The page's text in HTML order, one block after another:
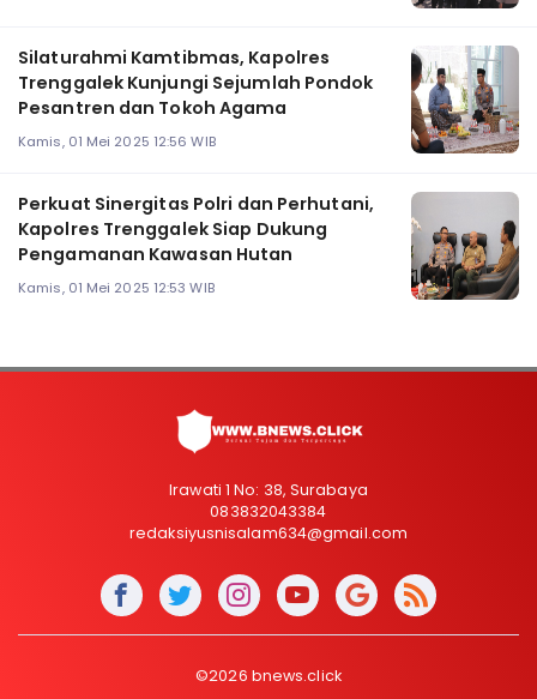
Silaturahmi Kamtibmas, Kapolres
Trenggalek Kunjungi Sejumlah Pondok
Pesantren dan Tokoh Agama
Kamis, 01 Mei 2025 12:56 WIB
Perkuat Sinergitas Polri dan Perhutani,
Kapolres Trenggalek Siap Dukung
Pengamanan Kawasan Hutan
Kamis, 01 Mei 2025 12:53 WIB
Irawati 1 No: 38, Surabaya
083832043384
redaksiyusnisalam634@gmail.com
©2026 bnews.click